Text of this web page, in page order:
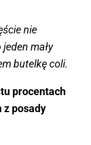
nie
mały
butelkę coli.
procentach
z posady